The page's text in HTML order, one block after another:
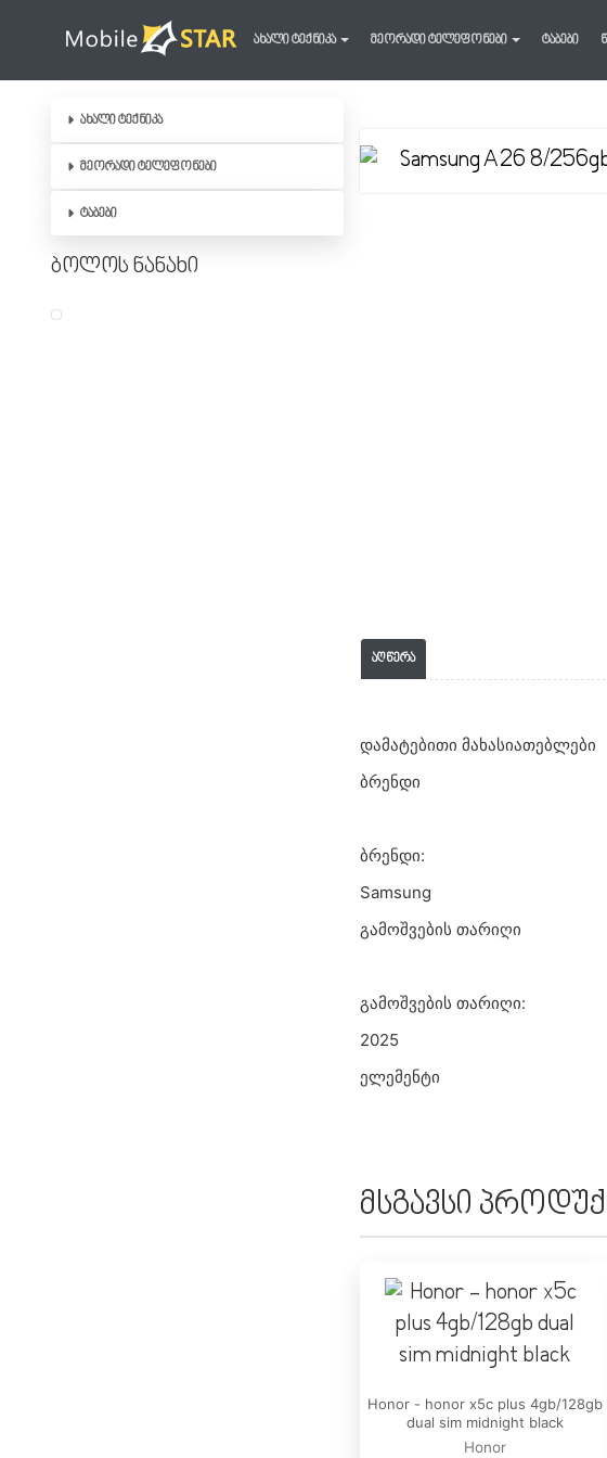
ახალი ტექნიკა მეორადი ტელეფონები ტაბები
ახალი ტექნიკა
მეორადი ტელეფონები
ტაბები
ბოლოს ნანახი
აღწერა
დამატებითი მახასიათებლები
ბრენდი
ბრენდი:
Samsung
გამოშვების თარიღი
გამოშვების თარიღი:
2025
ელემენტი
5000 mAh
დამუხტვის სიჩქარე:
25 W
უსადენო დამუხტვა:
No
უსადენოდ დამუხტვის სიჩქარე:
მსგავსი
Honor - honor x5c plus 4gb/128gb
dual sim midnight black
Honor